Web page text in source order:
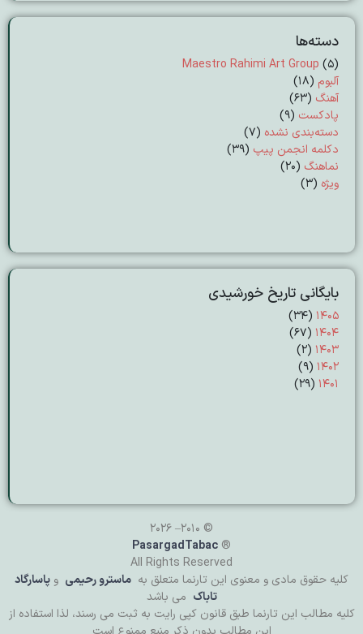
دسته‌ها
Maestro Rahimi Art Group (5)
آلبوم (18)
آهنگ (63)
پادکست (9)
دسته‌بندی نشده (7)
دکلمه انجمن پیپ (39)
نماهنگ (20)
ویژه (3)
بایگانی تاریخ خورشیدی
۱۴۰۵ (۳۴)
۱۴۰۴ (۶۷)
۱۴۰۳ (۲)
۱۴۰۲ (۹)
۱۴۰۱ (۲۹)
© 2010– 2026
®
PasargadTabac
All Rights Reserved
كليه حقوق مادی و معنوی اين تارنما متعلق به ماسترو رحیمی و پاسارگاد
تاباک می باشد
کلیه مطالب این تارنما طبق قانون کپی رایت به ثبت می رسند، لذا استفاده از